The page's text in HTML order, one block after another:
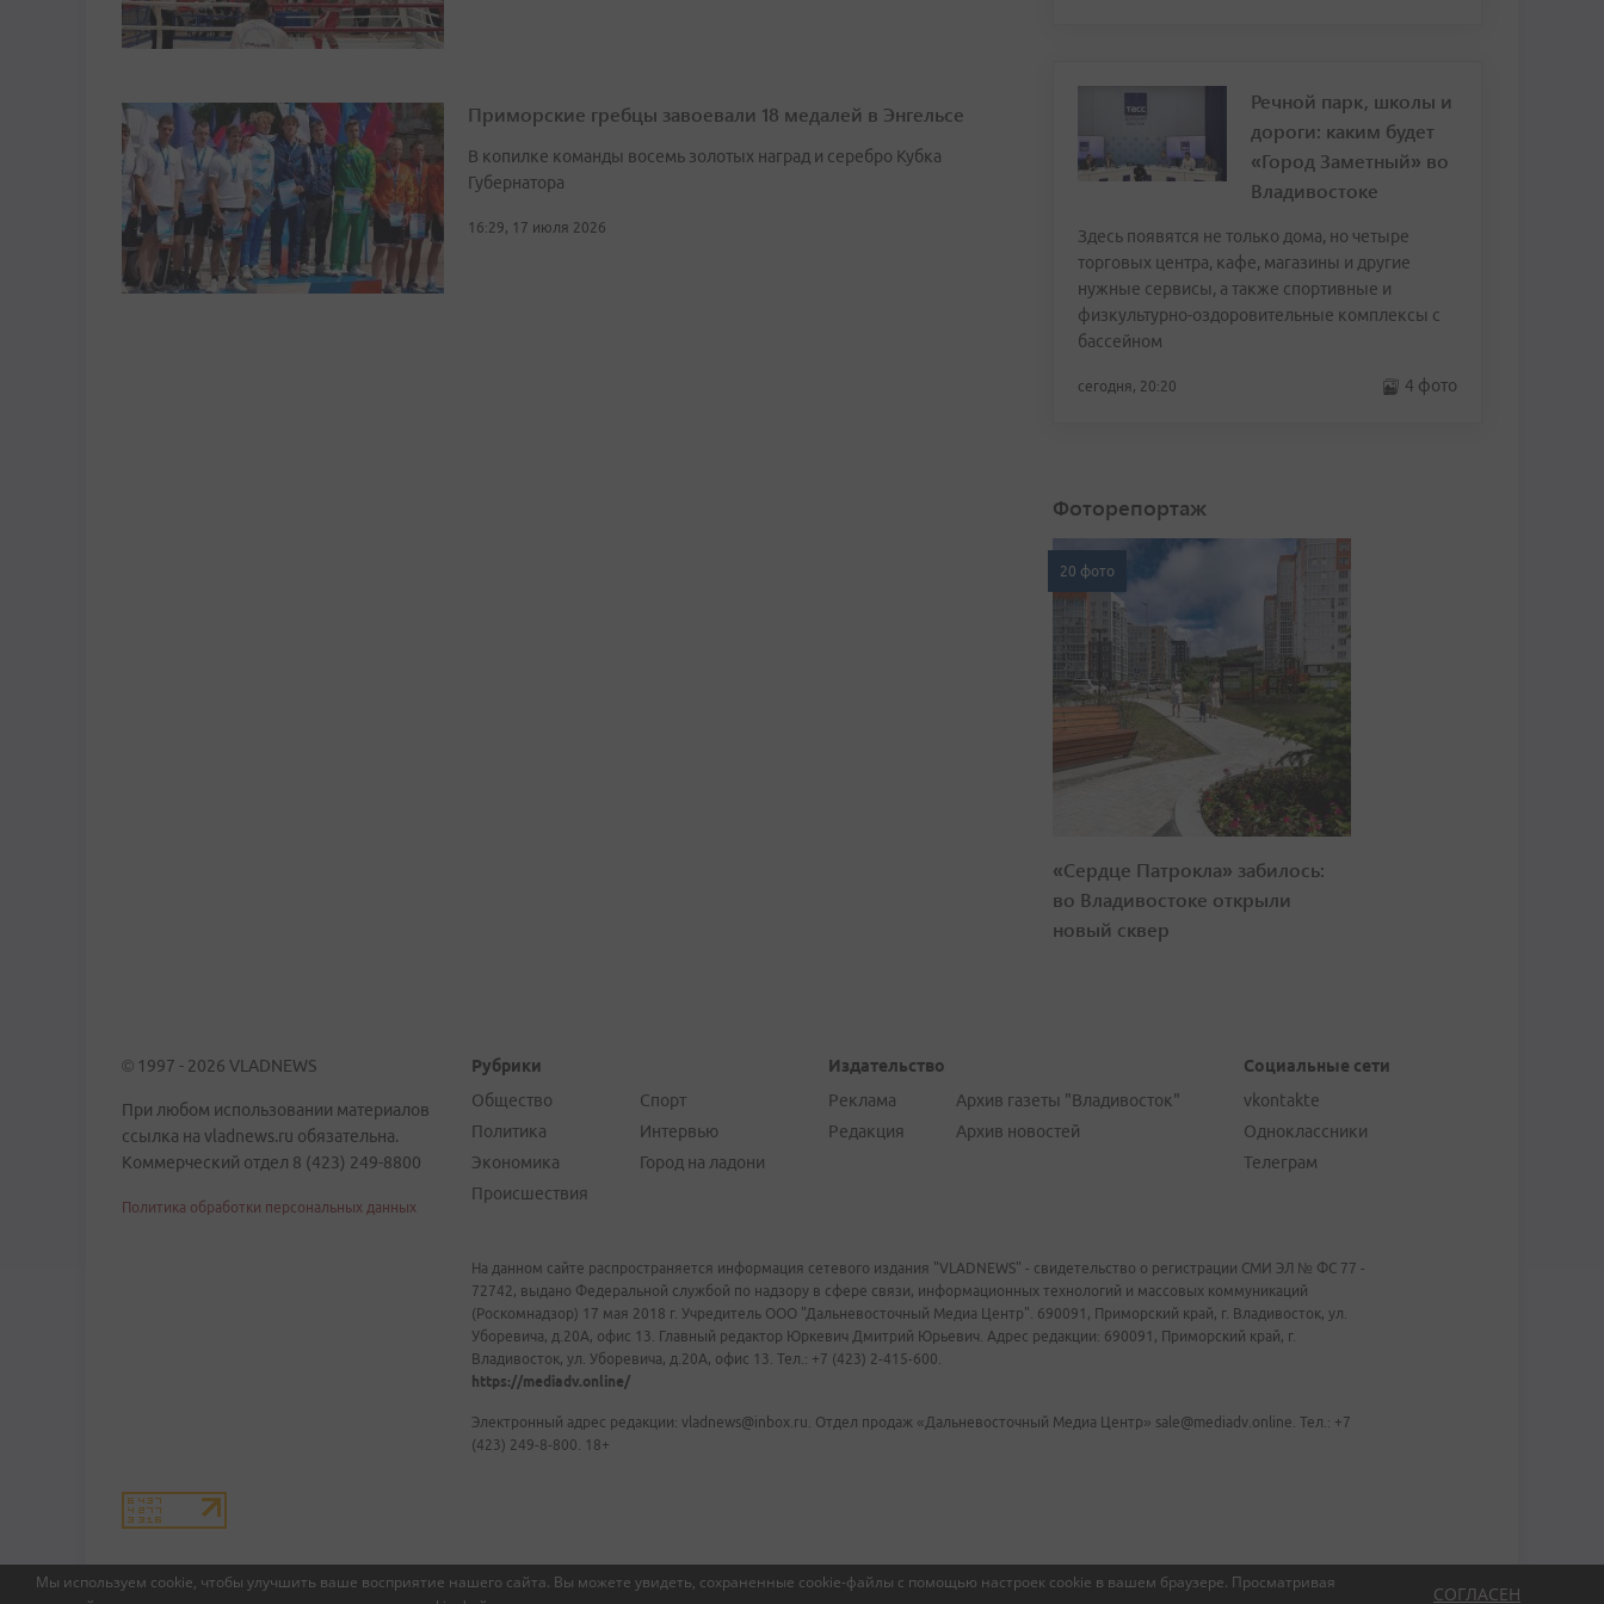
Мы используем cookie, чтобы улучшить ваше восприятие нашего сайта. Вы можете увидеть, сохраненные cookie-файлы с помощью настроек cookie в вашем браузере. Просматривая
СОГЛАСЕН
Приморские гребцы завоевали 18 медалей в Энгельсе
В копилке команды восемь золотых наград и серебро Кубка
Губернатора
16:29, 17 июля 2026
Речной парк, школы и
дороги: каким будет
«Город Заметный» во
Владивостоке
Здесь появятся не только дома, но четыре
торговых центра, кафе, магазины и другие
нужные сервисы, а также спортивные и
физкультурно-оздоровительные комплексы с
бассейном
сегодня, 20:20 4 фото
Фоторепортаж
20 фото
«Сердце Патрокла» забилось:
во Владивостоке открыли
новый сквер
© 1997 - 2026 VLADNEWS
При любом использовании материалов
ссылка на vladnews.ru обязательна.
Коммерческий отдел 8 (423) 249-8800
Политика обработки персональных данных
Рубрики
Общество
Политика
Экономика
Происшествия
Спорт
Интервью
Город на ладони
Издательство
Реклама
Редакция
Архив газеты "Владивосток"
Архив новостей
Социальные сети
vkontakte
Одноклассники
Телеграм
На данном сайте распространяется информация сетевого издания "VLADNEWS" - свидетельство о регистрации СМИ ЭЛ № ФС 77 -
72742, выдано Федеральной службой по надзору в сфере связи, информационных технологий и массовых коммуникаций
(Роскомнадзор) 17 мая 2018 г. Учредитель ООО "Дальневосточный Медиа Центр". 690091, Приморский край, г. Владивосток, ул.
Уборевича, д.20А, офис 13. Главный редактор Юркевич Дмитрий Юрьевич. Адрес редакции: 690091, Приморский край, г.
Владивосток, ул. Уборевича, д.20А, офис 13. Тел.: +7 (423) 2-415-600.
https://mediadv.online/
Электронный адрес редакции: vladnews@inbox.ru. Отдел продаж «Дальневосточный Медиа Центр» sale@mediadv.online. Тел.: +7
(423) 249-8-800. 18+